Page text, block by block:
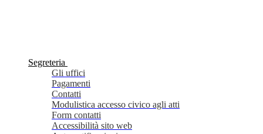
Segreteria
Gli uffici
Pagamenti
Contatti
Modulistica accesso civico agli atti
Form contatti
Accessibilità sito web